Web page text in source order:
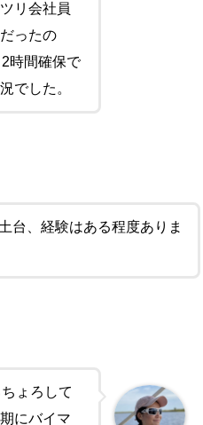
リ会社員
ったの
2時間確保で
でした。
台、経験はある程度ありま
ょろして
にバイマ